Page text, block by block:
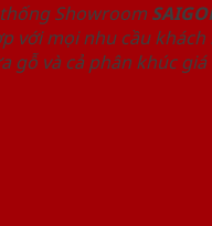
Showroom
với mọi nhu cầu khách
gỗ và cả phân khúc